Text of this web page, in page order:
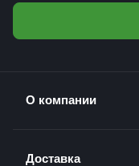
О компании
Доставка